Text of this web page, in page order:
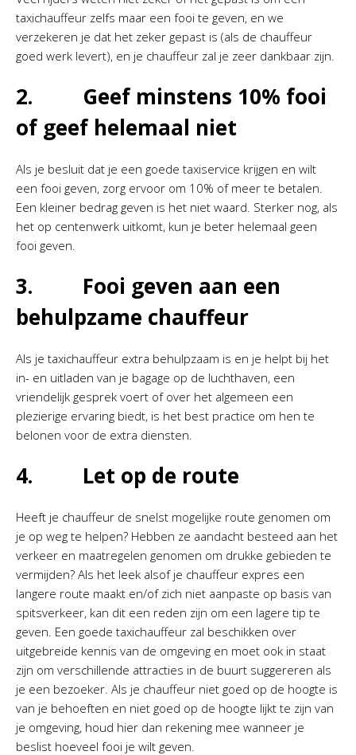
taxichauffeur zelfs maar een fooi te geven, en we
verzekeren je dat het zeker gepast is (als de chauffeur
goed werk levert), en je chauffeur zal je zeer dankbaar zijn.
2. Geef minstens 10% fooi
of geef helemaal niet
Als je besluit dat je een goede taxiservice krijgen en wilt
een fooi geven, zorg ervoor om 10% of meer te betalen.
Een kleiner bedrag geven is het niet waard. Sterker nog, als
het op centenwerk uitkomt, kun je beter helemaal geen
fooi geven.
3. Fooi geven aan een
behulpzame chauffeur
Als je taxichauffeur extra behulpzaam is en je helpt bij het
in- en uitladen van je bagage op de luchthaven, een
vriendelijk gesprek voert of over het algemeen een
plezierige ervaring biedt, is het best practice om hen te
belonen voor de extra diensten.
4. Let op de route
Heeft je chauffeur de snelst mogelijke route genomen om
je op weg te helpen? Hebben ze aandacht besteed aan het
verkeer en maatregelen genomen om drukke gebieden te
vermijden? Als het leek alsof je chauffeur expres een
langere route maakt en/of zich niet aanpaste op basis van
spitsverkeer, kan dit een reden zijn om een lagere tip te
geven. Een goede taxichauffeur zal beschikken over
uitgebreide kennis van de omgeving en moet ook in staat
zijn om verschillende attracties in de buurt suggereren als
je een bezoeker. Als je chauffeur niet goed op de hoogte is
van je behoeften en niet goed op de hoogte lijkt te zijn van
je omgeving, houd hier dan rekening mee wanneer je
beslist hoeveel fooi je wilt geven.